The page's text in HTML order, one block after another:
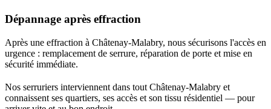
Dépannage après effraction
Après une effraction à Châtenay-Malabry, nous sécurisons l'accès en
urgence : remplacement de serrure, réparation de porte et mise en
sécurité immédiate.
Nos serruriers interviennent dans tout Châtenay-Malabry et
connaissent ses quartiers, ses accès et son tissu résidentiel — pour